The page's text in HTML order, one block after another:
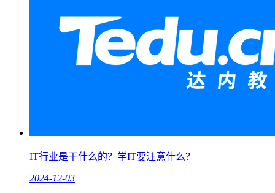
IT行业是干什么的？学IT要注意什么？
2024-12-03